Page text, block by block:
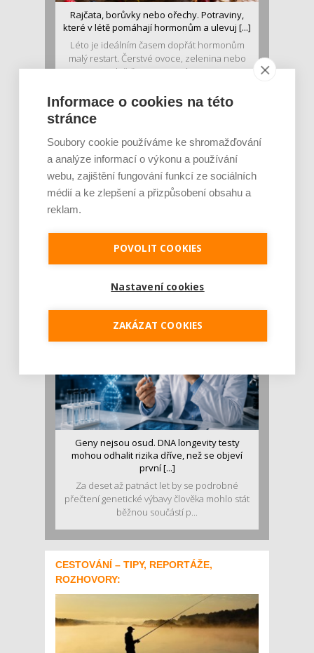
Rajčata, borůvky nebo ořechy. Potraviny,
které v létě pomáhají hormonům a ulevuj [...]
Léto je ideálním časem dopřát hormonům
malý restart. Čerstvé ovoce, zelenina nebo
luštěniny jsou práv...
se o ně...
Geny nejsou osud. DNA longevity testy
mohou odhalit rizika dříve, než se objeví
první [...]
Za deset až patnáct let by se podrobné
přečtení genetické výbavy člověka mohlo stát
běžnou součástí p...
CESTOVÁNÍ – TIPY, REPORTÁŽE,
ROZHOVORY:
Informace o cookies na této
stránce
Soubory cookie používáme ke shromažďování
a analýze informací o výkonu a používání
webu, zajištění fungování funkcí ze sociálních
médií a ke zlepšení a přizpůsobení obsahu a
reklam.
POVOLIT COOKIES
Nastavení cookies
ZAKÁZAT COOKIES